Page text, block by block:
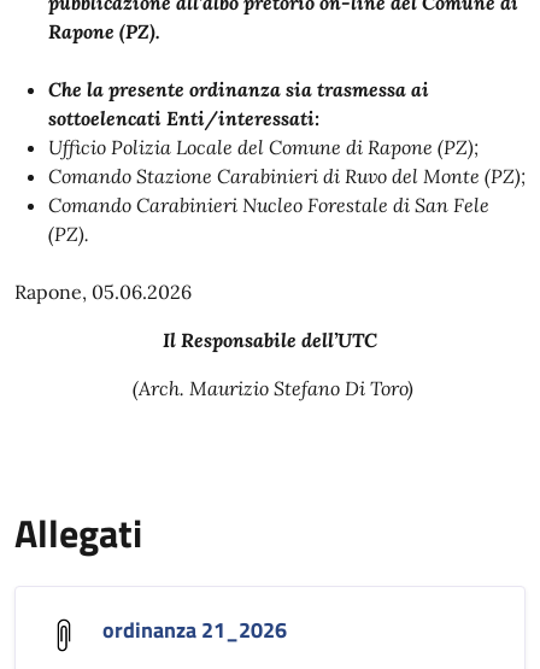
Rapone (PZ).
Che la presente ordinanza sia trasmessa ai
sottoelencati Enti/interessati:
Ufficio Polizia Locale del Comune di Rapone (PZ);
Comando Stazione Carabinieri di Ruvo del Monte (PZ);
Comando Carabinieri Nucleo Forestale di San Fele
(PZ).
Rapone, 05.06.2026
Il Responsabile dell’UTC
(Arch. Maurizio Stefano Di Toro)
Allegati
ordinanza 21_2026